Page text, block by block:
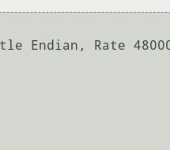
Endian, Rate